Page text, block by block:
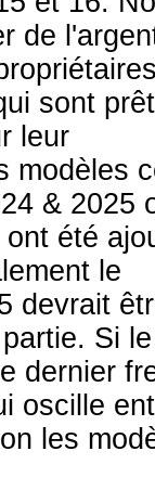
de
sont
leur
modèles
& 2025
été
le
devrait
Si le
dernier
oscille
les